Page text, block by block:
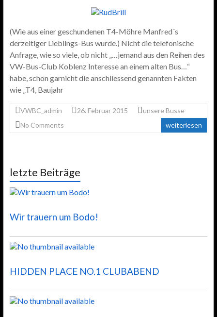
(Wie aus einer geschundenen T4-Möhre Manfred´s
derzeitiger Lieblings-Bus wurde.) Nicht die telefonische
Anfrage, wie so viele, ob nicht „…jemand aus den Reihen des
VW-Bus-Club Koblenz Interesse an einem alten Bus…“
habe, schon garnicht die anschliessend genannten Fakten
wie „T4, Baujahr
VWBC_admin 26. Februar 2015
unsere Busse
No Comments
weiterlesen
letzte Beiträge
Wir trauern um Bodo!
HIDDEN PLACE NO.1 CLUBABEND